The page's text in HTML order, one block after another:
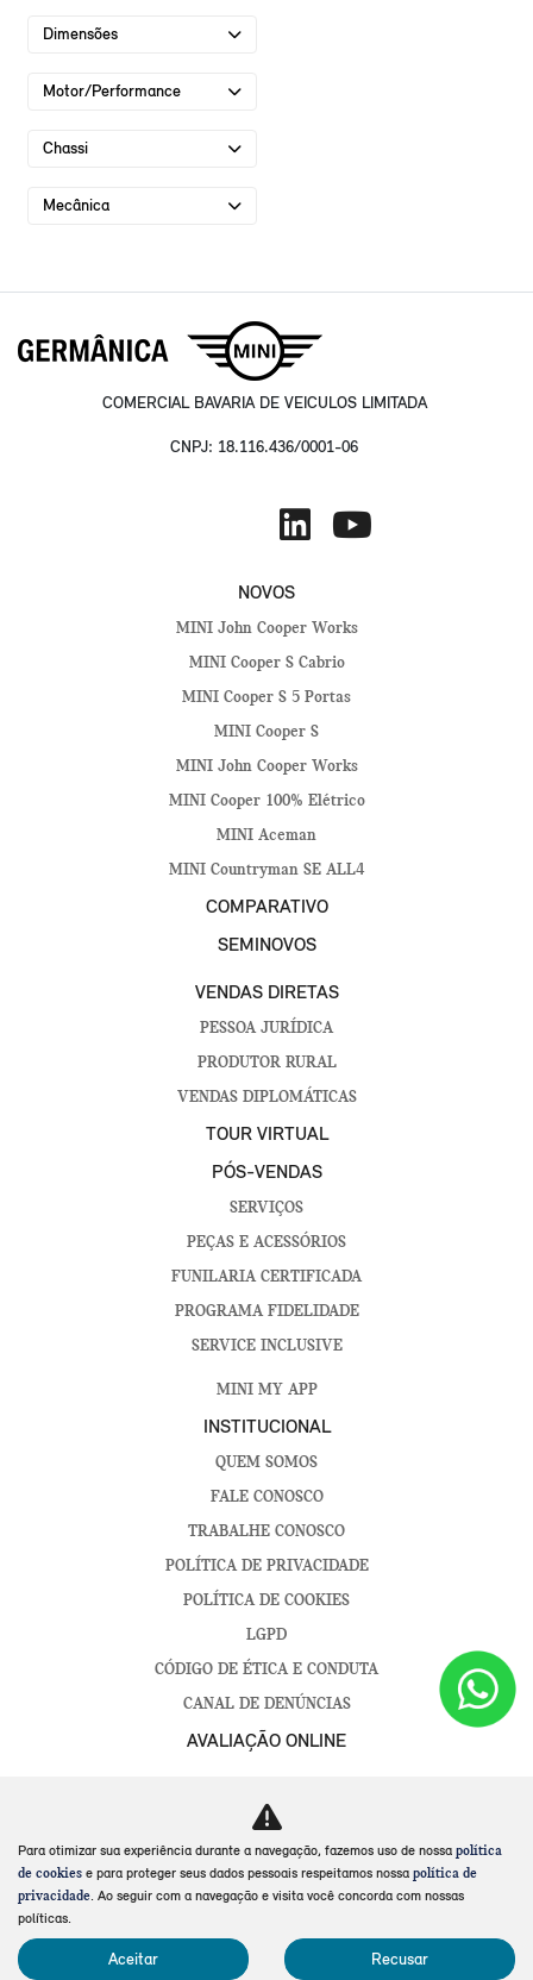
Dimensões
Motor/Performance
Chassi
Mecânica
COMERCIAL BAVARIA DE VEICULOS LIMITADA
CNPJ: 18.116.436/0001-06
NOVOS
MINI John Cooper Works
MINI Cooper S Cabrio
MINI Cooper S 5 Portas
MINI Cooper S
MINI John Cooper Works
MINI Cooper 100% Elétrico
MINI Aceman
MINI Countryman SE ALL4
COMPARATIVO
SEMINOVOS
VENDAS DIRETAS
PESSOA JURÍDICA
PRODUTOR RURAL
VENDAS DIPLOMÁTICAS
TOUR VIRTUAL
PÓS-VENDAS
SERVIÇOS
PEÇAS E ACESSÓRIOS
FUNILARIA CERTIFICADA
PROGRAMA FIDELIDADE
SERVICE INCLUSIVE
MINI MY APP
INSTITUCIONAL
QUEM SOMOS
FALE CONOSCO
TRABALHE CONOSCO
POLÍTICA DE PRIVACIDADE
POLÍTICA DE COOKIES
LGPD
CÓDIGO DE ÉTICA E CONDUTA
CANAL DE DENÚNCIAS
AVALIAÇÃO ONLINE
CAMPINAS
No trânsito, enxergar o outro salva vidas.
Desenvolvido pela DEALERSPACE ® Direitos Reservados.
Para otimizar sua experiência durante a navegação, fazemos uso de nossa política
de cookies e para proteger seus dados pessoais respeitamos nossa política de
privacidade. Ao seguir com a navegação e visita você concorda com nossas
políticas.
Aceitar Recusar